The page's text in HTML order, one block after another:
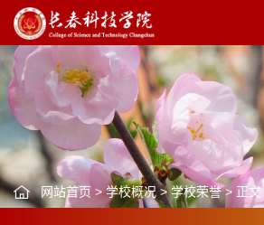
网站首页 >学校概况>学校荣誉> 正文